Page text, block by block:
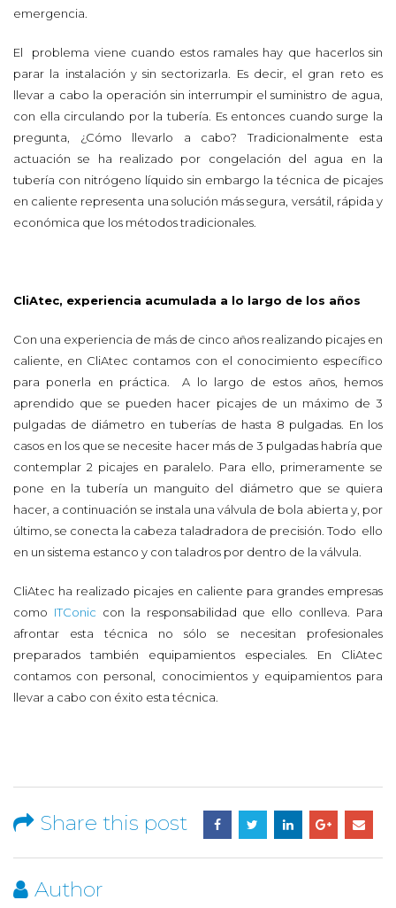
emergencia.
El problema viene cuando estos ramales hay que hacerlos sin
parar la instalación y sin sectorizarla. Es decir, el gran reto es
llevar a cabo la operación sin interrumpir el suministro de agua,
con ella circulando por la tubería. Es entonces cuando surge la
pregunta, ¿Cómo llevarlo a cabo? Tradicionalmente esta
actuación se ha realizado por congelación del agua en la
tubería con nitrógeno líquido sin embargo la técnica de picajes
en caliente representa una solución más segura, versátil, rápida y
económica que los métodos tradicionales.
CliAtec, experiencia acumulada a lo largo de los años
Con una experiencia de más de cinco años realizando picajes en
caliente, en CliAtec contamos con el conocimiento específico
para ponerla en práctica. A lo largo de estos años, hemos
aprendido que se pueden hacer picajes de un máximo de 3
pulgadas de diámetro en tuberías de hasta 8 pulgadas. En los
casos en los que se necesite hacer más de 3 pulgadas habría que
contemplar 2 picajes en paralelo. Para ello, primeramente se
pone en la tubería un manguito del diámetro que se quiera
hacer, a continuación se instala una válvula de bola abierta y, por
último, se conecta la cabeza taladradora de precisión. Todo ello
en un sistema estanco y con taladros por dentro de la válvula.
CliAtec ha realizado picajes en caliente para grandes empresas
como ITConic con la responsabilidad que ello conlleva. Para
afrontar esta técnica no sólo se necesitan profesionales
preparados también equipamientos especiales. En CliAtec
contamos con personal, conocimientos y equipamientos para
llevar a cabo con éxito esta técnica.
Share this post
Author